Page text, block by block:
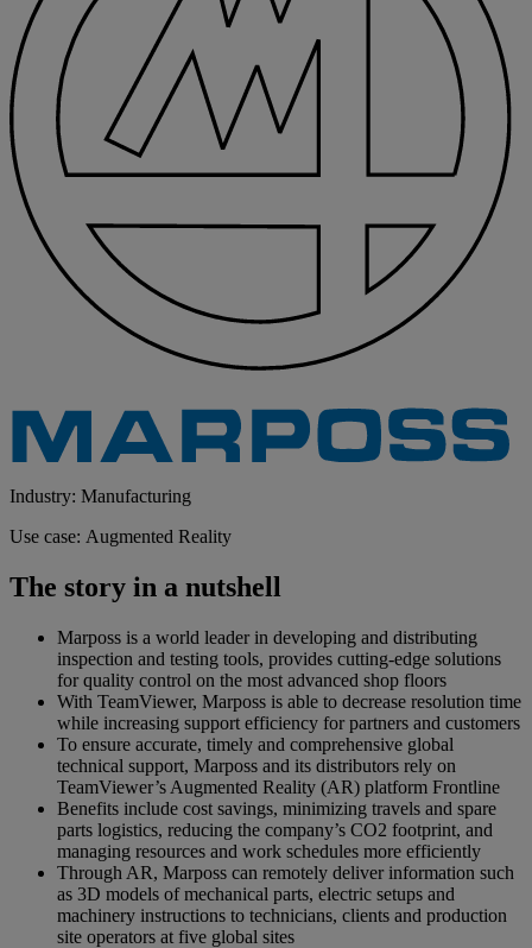
Industry: Manufacturing
Use case: Augmented Reality
The story in a nutshell
Marposs is a world leader in developing and distributing
inspection and testing tools, provides cutting-edge solutions
for quality control on the most advanced shop floors
With TeamViewer, Marposs is able to decrease resolution time
while increasing support efficiency for partners and customers
To ensure accurate, timely and comprehensive global
technical support, Marposs and its distributors rely on
TeamViewer’s Augmented Reality (AR) platform Frontline
Benefits include cost savings, minimizing travels and spare
parts logistics, reducing the company’s CO2 footprint, and
managing resources and work schedules more efficiently
Through AR, Marposs can remotely deliver information such
as 3D models of mechanical parts, electric setups and
machinery instructions to technicians, clients and production
site operators at five global sites